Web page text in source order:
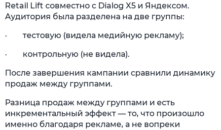
Retail Lift совместно с Dialog X5 и Яндексом.
Аудитория была разделена на две группы:
· тестовую (видела медийную рекламу);
· контрольную (не видела).
После завершения кампании сравнили динамику
продаж между группами.
Разница продаж между группами и есть
инкрементальный эффект — то, что произошло
именно благодаря рекламе, а не вопреки